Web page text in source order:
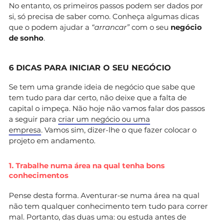
No entanto, os primeiros passos podem ser dados por
si, só precisa de saber como. Conheça algumas dicas
que o podem ajudar a “arrancar”com o seu negócio
de sonho.
6 DICAS PARA INICIAR O SEU NEGÓCIO
Se tem uma grande ideia de negócio que sabe que
tem tudo para dar certo, não deixe que a falta de
capital o impeça. Não hoje não vamos falar dos passos
a seguir para criar um negócio ou uma
empresa. Vamos sim, dizer-lhe o que fazer colocar o
projeto em andamento.
1. Trabalhe numa área na qual tenha bons
conhecimentos
Pense desta forma. Aventurar-se numa área na qual
não tem qualquer conhecimento tem tudo para correr
mal. Portanto, das duas uma: ou estuda antes de